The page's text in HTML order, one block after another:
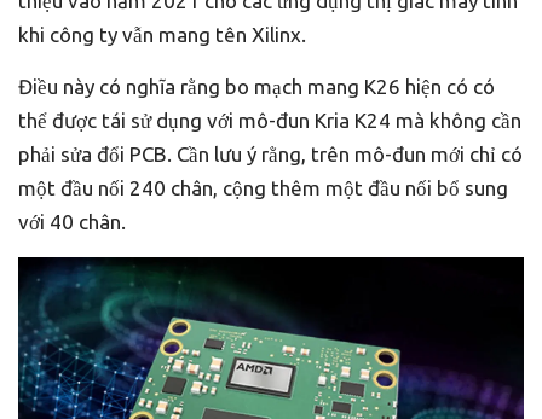
khi công ty vẫn mang tên Xilinx.
Điều này có nghĩa rằng bo mạch mang K26 hiện có có
thể được tái sử dụng với mô-đun Kria K24 mà không cần
phải sửa đổi PCB. Cần lưu ý rằng, trên mô-đun mới chỉ có
một đầu nối 240 chân, cộng thêm một đầu nối bổ sung
với 40 chân.